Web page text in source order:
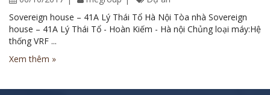
Sovereign house – 41A Lý Thái Tổ Hà Nội Tòa nhà Sovereign
house – 41A Lý Thái Tổ - Hoàn Kiếm - Hà nội Chủng loại máy:Hệ
thống VRF ...
Xem thêm »